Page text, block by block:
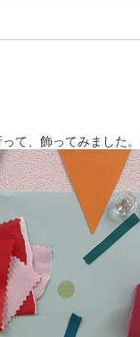
、飾ってみました